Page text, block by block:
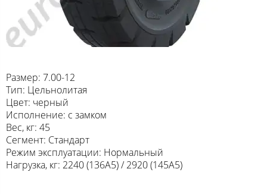
Размер: 7.00-12
Тип: Цельнолитая
Цвет: черный
Исполнение: с замком
Вес, кг: 45
Сегмент: Стандарт
Режим эксплуатации: Нормальный
Нагрузка, кг: 2240 (136A5) / 2920 (145A5)